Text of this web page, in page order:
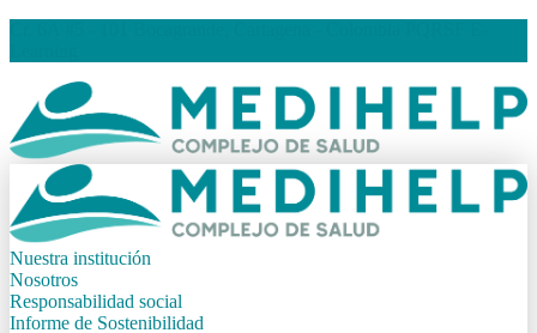
Nuestra institución
Nosotros
Responsabilidad social
Informe de Sostenibilidad